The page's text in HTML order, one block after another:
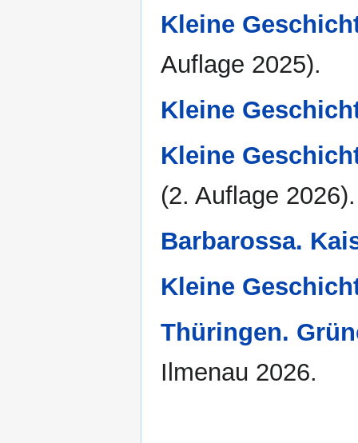
Kleine
Auflage 2025).
Kleine
Kleine
(2. Auflage 2026).
Barbarossa.
Kleine
Thüringen.
Ilmenau 2026.